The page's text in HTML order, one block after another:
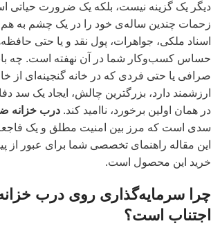
دیگر یک گزینه نیست، بلکه یک ضرورت حیاتی
زحمات چندین ساله‌ی خود را در یک چشم به هم
اسناد ملکی، جواهرات، پول نقد و یا حتی
حساس کسب‌وکار شما در آن نهفته است. چه
صرافی یا حتی فردی که در خانه گنجینه‌ای از
ارزشمند دارد، بزرگترین چالش، ایجاد یک سد
در همان اولین برخورد، ناامید کند. درب خزانه
سدی است که مرز بین امنیت مطلق و یک
این مقاله راهنمای تخصصی شما برای عبور از
خرید این محصول است.
چرا سرمایه‌گذاری روی درب
اجتناب است؟